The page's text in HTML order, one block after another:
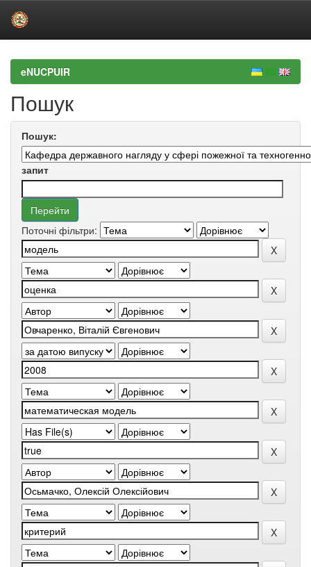
navigationeNUCPUIR
Пошук
Пошук:
запит
Поточні фільтри: